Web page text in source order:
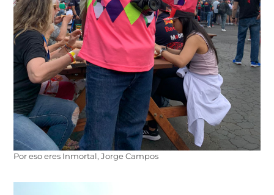
Por eso eres Inmortal, Jorge Campos